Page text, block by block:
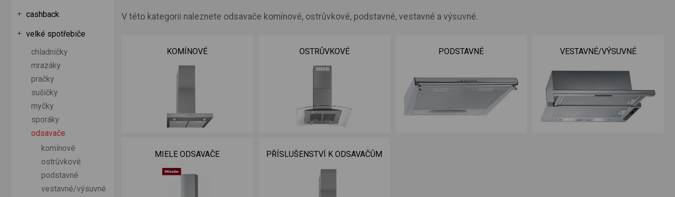
V této kategorii naleznete odsavače komínové, ostrůvkové, podstavné, vestavné a výsuvné.
KOMÍNOVÉ OSTRŮVKOVÉ PODSTAVNÉ VESTAVNÉ/VÝSUVNÉ
MIELE ODSAVAČE PŘÍSLUŠENSTVÍ K ODSAVAČŮM
cashback
velké spotřebiče
chladničky
mrazáky
pračky
sušičky
myčky
sporáky
odsavače
komínové
ostrůvkové
podstavné
vestavné/výsuvné